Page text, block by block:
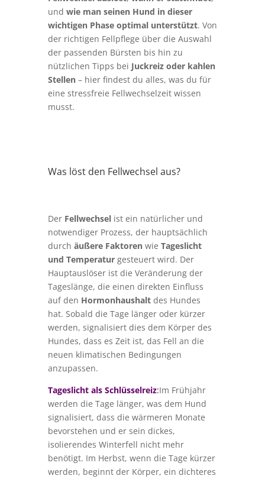
und wie man seinen Hund in dieser
wichtigen Phase optimal unterstützt. Von
der richtigen Fellpflege über die Auswahl
der passenden Bürsten bis hin zu
nützlichen Tipps bei Juckreiz oder kahlen
Stellen– hier findest du alles, was du für
eine stressfreie Fellwechselzeit wissen
musst.
Was löst den Fellwechsel aus?
Der Fellwechselist ein natürlicher und
notwendiger Prozess, der hauptsächlich
durch äußere Faktorenwie Tageslicht
und Temperaturgesteuert wird. Der
Hauptauslöser ist die Veränderung der
Tageslänge, die einen direkten Einfluss
auf den Hormonhaushaltdes Hundes
hat. Sobald die Tage länger oder kürzer
werden, signalisiert dies dem Körper des
Hundes, dass es Zeit ist, das Fell an die
neuen klimatischen Bedingungen
anzupassen.
Tageslicht als Schlüsselreiz:Im Frühjahr
werden die Tage länger, was dem Hund
signalisiert, dass die wärmeren Monate
bevorstehen und er sein dickes,
isolierendes Winterfell nicht mehr
benötigt. Im Herbst, wenn die Tage kürzer
werden, beginnt der Körper, ein dichteres